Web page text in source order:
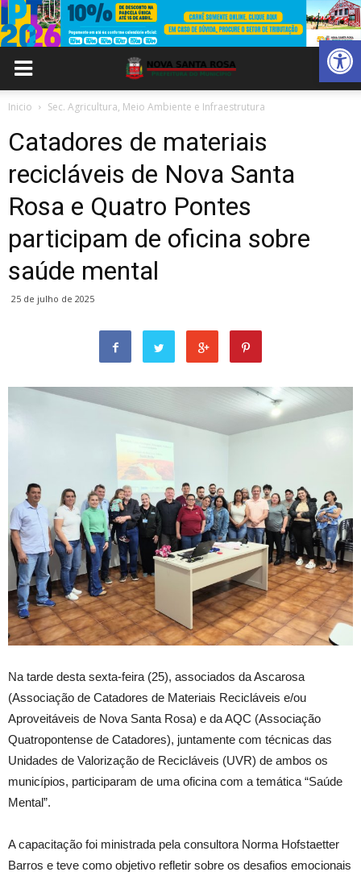
Abrir
Inicio Sec. Agricultura, Meio Ambiente e Infraestrutura
Catadores de materiais
recicláveis de Nova Santa
Rosa e Quatro Pontes
participam de oficina sobre
saúde mental
25 de julho de 2025
Na tarde desta sexta-feira (25), associados da Ascarosa
(Associação de Catadores de Materiais Recicláveis e/ou
Aproveitáveis de Nova Santa Rosa) e da AQC (Associação
Quatropontense de Catadores), juntamente com técnicas das
Unidades de Valorização de Recicláveis (UVR) de ambos os
municípios, participaram de uma oficina com a temática “Saúde
Mental”.
A capacitação foi ministrada pela consultora Norma Hofstaetter
Barros e teve como objetivo refletir sobre os desafios emocionais